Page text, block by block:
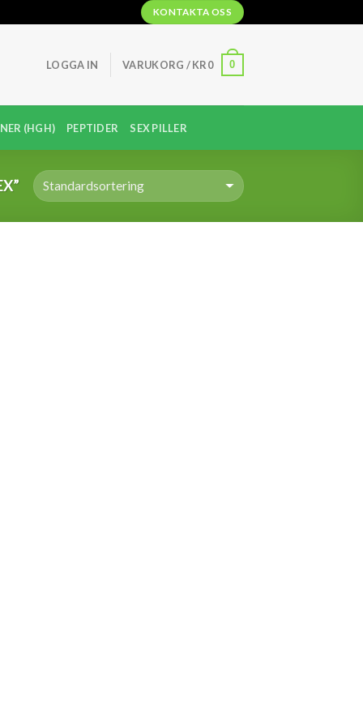
KONTAKTA OSS
LOGGA IN VARUKORG /KR0 0
(HGH) PEPTIDER SEX PILLER